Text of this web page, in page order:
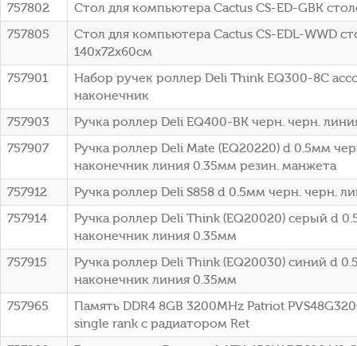
757802
Стол для компьютера Cactus CS-ED-GBK
757805
Стол для компьютера Cactus CS-EDL-WWD
140x72x60см
757901
Набор ручек роллер Deli Think EQ300-8C
наконечник
757903
Ручка роллер Deli EQ400-BK черн. черн.
757907
Ручка роллер Deli Mate (EQ20220) d 0.5мм
наконечник линия 0.35мм резин. манжета
757912
Ручка роллер Deli S858 d 0.5мм черн. черн.
757914
Ручка роллер Deli Think (EQ20020) серый d
наконечник линия 0.35мм
757915
Ручка роллер Deli Think (EQ20030) синий d
наконечник линия 0.35мм
757965
Память DDR4 8GB 3200MHz Patriot
single rank с радиатором Ret